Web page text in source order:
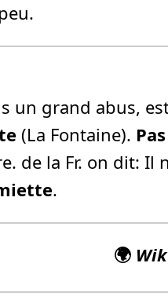
un grand abus,
(La Fontaine).
de la Fr. on dit: Il
.
🌍